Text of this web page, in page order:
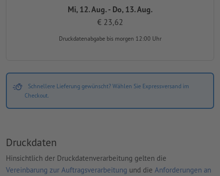
Mi, 12. Aug. - Do, 13. Aug.
€ 23,62
Druckdatenabgabe bis morgen 12:00 Uhr
Schnellere Lieferung gewünscht? Wählen Sie Expressversand im
Checkout.
Druckdaten
Hinsichtlich der Druckdatenverarbeitung gelten die
Vereinbarung zur Auftragsverarbeitung und die Anforderungen an